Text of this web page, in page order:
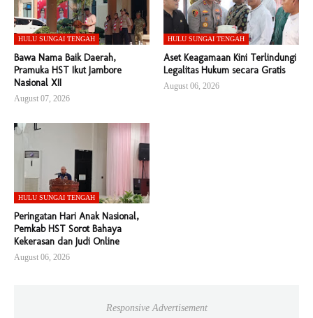
HULU SUNGAI TENGAH
Bawa Nama Baik Daerah,
Pramuka HST Ikut Jambore
Nasional XII
August 07, 2026
HULU SUNGAI TENGAH
Aset Keagamaan Kini Terlindungi
Legalitas Hukum secara Gratis
August 06, 2026
HULU SUNGAI TENGAH
Peringatan Hari Anak Nasional,
Pemkab HST Sorot Bahaya
Kekerasan dan Judi Online
August 06, 2026
Responsive Advertisement